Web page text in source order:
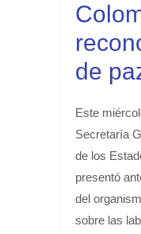
de
Este
Secretaría
de los
presentó
del
sobre las